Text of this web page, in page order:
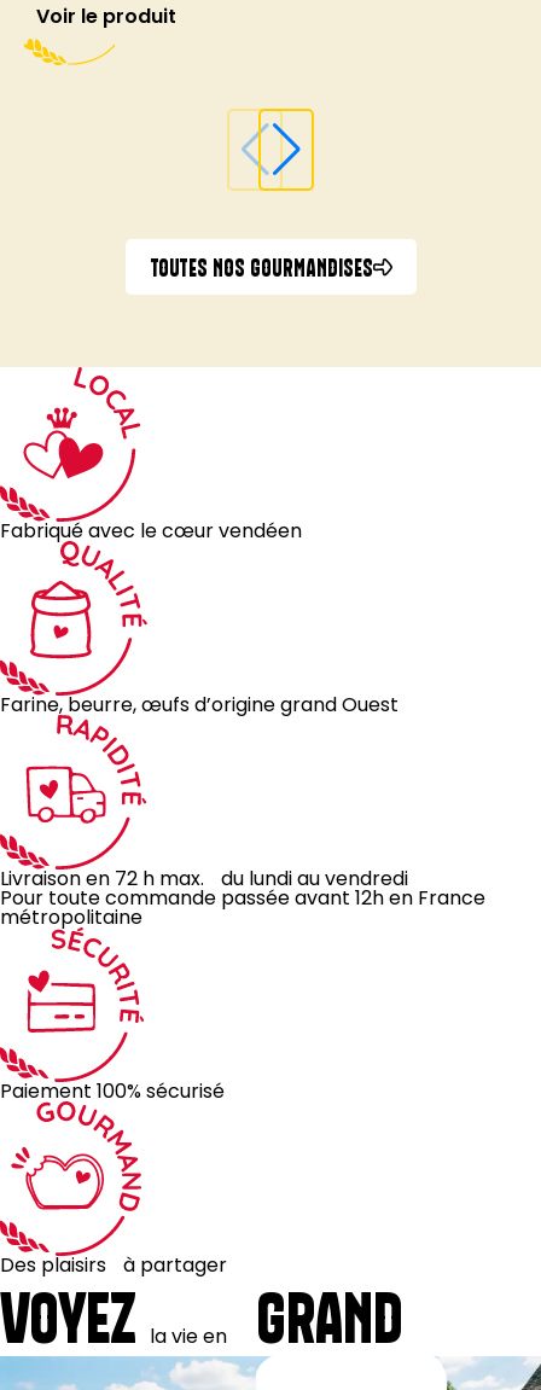
Voir le produit
TOUTES NOS GOURMANDISES
Fabriqué avec le cœur vendéen
Farine, beurre, œufs d’origine grand Ouest
Livraison en 72 h max. du lundi au vendredi
Pour toute commande passée avant 12h en France
métropolitaine
Paiement 100% sécurisé
Des plaisirs à partager
VOYEZ lavieen GRAND